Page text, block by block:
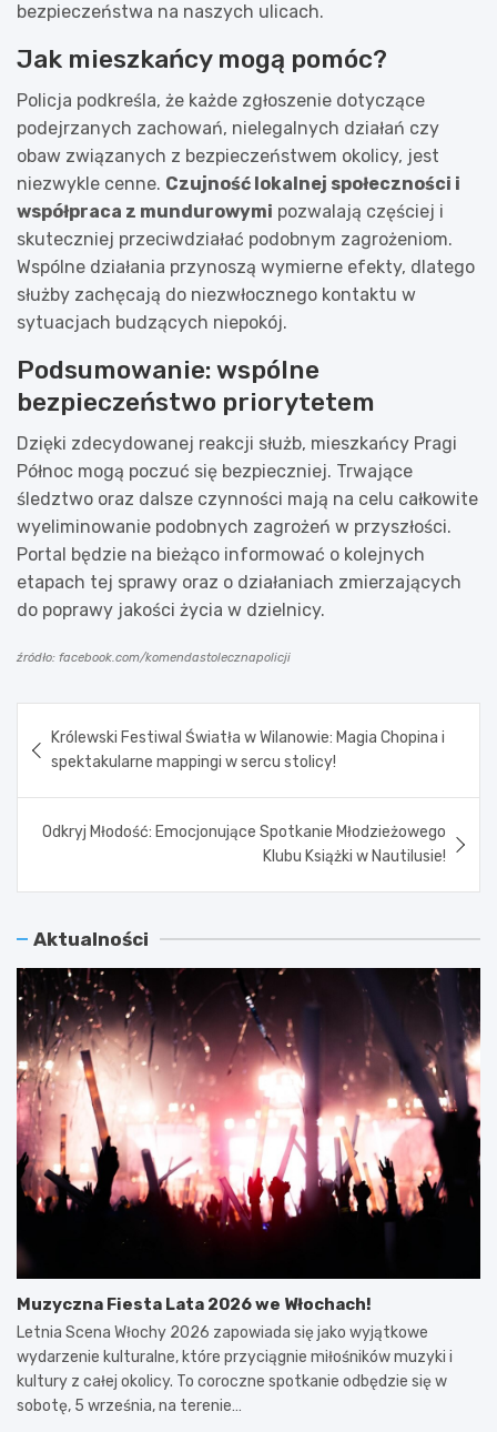
bezpieczeństwa na naszych ulicach.
Jak mieszkańcy mogą pomóc?
Policja podkreśla, że każde zgłoszenie dotyczące
podejrzanych zachowań, nielegalnych działań czy
obaw związanych z bezpieczeństwem okolicy, jest
niezwykle cenne. Czujność lokalnej społeczności i
współpraca z mundurowymi pozwalają częściej i
skuteczniej przeciwdziałać podobnym zagrożeniom.
Wspólne działania przynoszą wymierne efekty, dlatego
służby zachęcają do niezwłocznego kontaktu w
sytuacjach budzących niepokój.
Podsumowanie: wspólne
bezpieczeństwo priorytetem
Dzięki zdecydowanej reakcji służb, mieszkańcy Pragi
Północ mogą poczuć się bezpieczniej. Trwające
śledztwo oraz dalsze czynności mają na celu całkowite
wyeliminowanie podobnych zagrożeń w przyszłości.
Portal będzie na bieżąco informować o kolejnych
etapach tej sprawy oraz o działaniach zmierzających
do poprawy jakości życia w dzielnicy.
źródło: facebook.com/komendastolecznapolicji
wpisu
Królewski Festiwal Światła w Wilanowie: Magia Chopina i
spektakularne mappingi w sercu stolicy!
Odkryj Młodość: Emocjonujące Spotkanie Młodzieżowego
Klubu Książki w Nautilusie!
Aktualności
Muzyczna Fiesta Lata 2026 we Włochach!
Letnia Scena Włochy 2026 zapowiada się jako wyjątkowe
wydarzenie kulturalne, które przyciągnie miłośników muzyki i
kultury z całej okolicy. To coroczne spotkanie odbędzie się w
sobotę, 5 września, na terenie…